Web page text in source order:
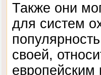
Также они
для систем
своей,
европейским